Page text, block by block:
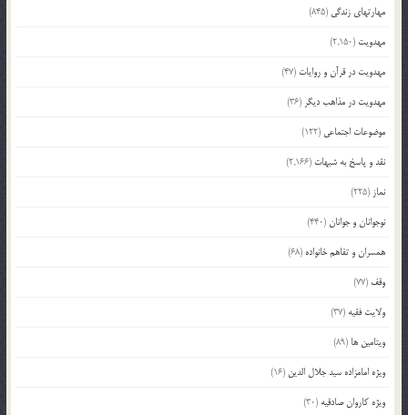
مهارتهای زندگی (845)
مهدویت (2,150)
مهدویت در قرآن و روایات (47)
مهدویت در مذاهب دیگر (36)
موضوعات اجتماعی (122)
نقد و پاسخ به شبهات (2,166)
نماز (225)
نوجوانان و جوانان(440)
همسران و تفاهم خانواده (68)
وقف (77)
ولایت فقیه (37)
ویتامین ها (89)
ویژه امامزاده سید جلال الدین (16)
ویژه کاروان صادقیه (30)